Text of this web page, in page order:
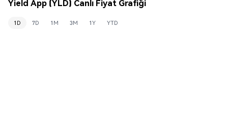
Yield App (YLD) Canlı Fiyat Grafiği
1D 7D 1M 3M 1Y YTD